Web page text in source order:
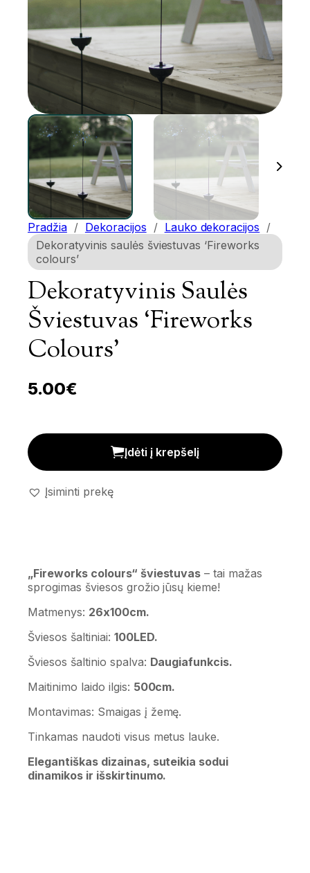
Pradžia / Dekoracijos / Lauko dekoracijos /
Dekoratyvinis saulės šviestuvas ‘Fireworks
colours’
Dekoratyvinis Saulės
Šviestuvas ‘Fireworks
Colours’
5.00€
Dekoratyvinis saulės šviestuvas 'Fireworks colours'
Įdėti į krepšelį
Įsiminti prekę
„Fireworks colours“ šviestuvas – tai mažas
sprogimas šviesos grožio jūsų kieme!
Matmenys: 26x100cm.
Šviesos šaltiniai: 100LED.
Šviesos šaltinio spalva: Daugiafunkcis.
Maitinimo laido ilgis: 500cm.
Montavimas: Smaigas į žemę.
Tinkamas naudoti visus metus lauke.
Elegantiškas dizainas, suteikia sodui
dinamikos ir išskirtinumo.